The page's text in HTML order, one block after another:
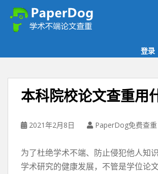
登录
本科院校论文查重用
2021年2月8日 PaperDog免费查重
为了杜绝学术不端、防止侵犯他人知
学术研究的健康发展，不管是学位论